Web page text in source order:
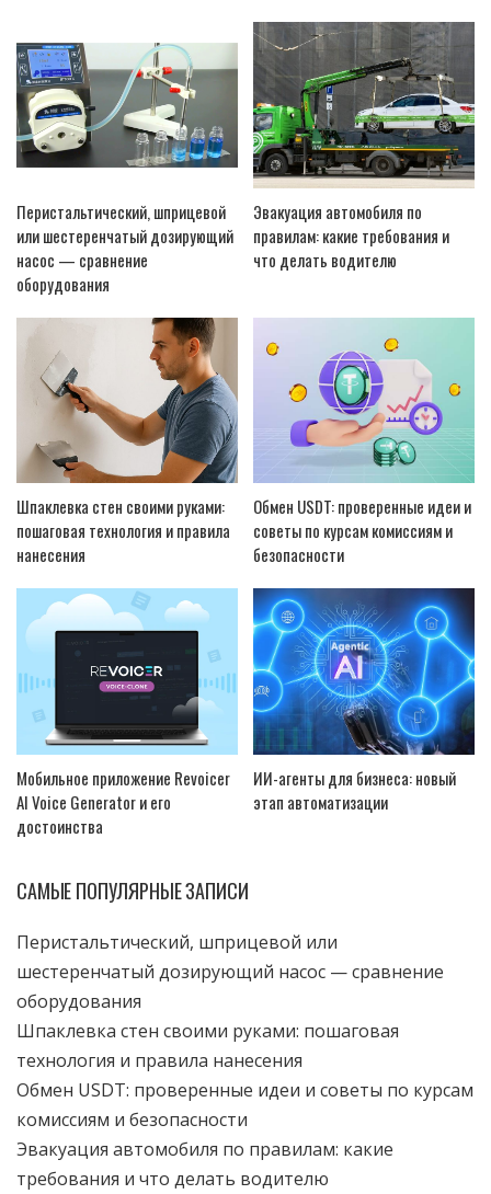
Перистальтический, шприцевой
или шестеренчатый дозирующий
насос — сравнение
оборудования
Эвакуация автомобиля по
правилам: какие требования и
что делать водителю
Шпаклевка стен своими руками:
пошаговая технология и правила
нанесения
Обмен USDT: проверенные идеи и
советы по курсам комиссиям и
безопасности
Мобильное приложение Revoicer
AI Voice Generator и его
достоинства
ИИ-агенты для бизнеса: новый
этап автоматизации
САМЫЕ ПОПУЛЯРНЫЕ ЗАПИСИ
Перистальтический, шприцевой или
шестеренчатый дозирующий насос — сравнение
оборудования
Шпаклевка стен своими руками: пошаговая
технология и правила нанесения
Обмен USDT: проверенные идеи и советы по курсам
комиссиям и безопасности
Эвакуация автомобиля по правилам: какие
требования и что делать водителю